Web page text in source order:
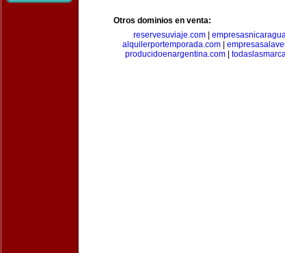
Otros dominios en venta:
reservesuviaje.com|
alquilerportemporada.com
producidoenargentina.com|